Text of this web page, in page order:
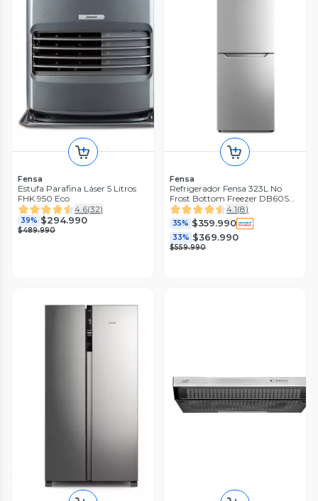
Fensa
Estufa Parafina Láser 5 Litros
FHK 950 Eco
4.6(32)
39% $294.990
$489.990
Fensa
Refrigerador Fensa 323L No
Frost Bottom Freezer DB60S
Inox
4.1(8)
35% $359.990
33% $369.990
$559.990